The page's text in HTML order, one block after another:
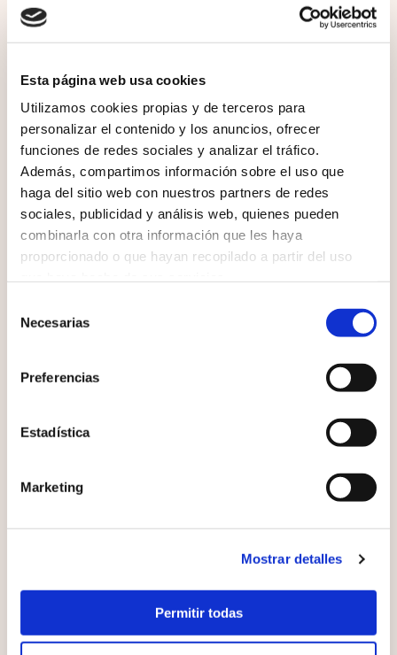
Esta página web usa cookies
Utilizamos cookies propias y de terceros para
personalizar el contenido y los anuncios, ofrecer
funciones de redes sociales y analizar el tráfico.
Además, compartimos información sobre el uso que
haga del sitio web con nuestros partners de redes
sociales, publicidad y análisis web, quienes pueden
combinarla con otra información que les haya
proporcionado o que hayan recopilado a partir del uso
Necesarias
Preferencias
Estadística
Marketing
Mostrar detalles
Permitir todas
disponible en el siguiente
enlace: http://ec.europa.eu/consumers/odr/
Propiedad intelectual e industrial
En virtud de lo dispuesto en los artículos 8 y 32.1,
párrafo segundo, de la Ley de Propiedad
Intelectual, quedan expresamente prohibidas la
reproducción, la distribución y la comunicación
pública, incluida su modalidad de puesta a
disposición, de la totalidad o parte de los
cualquier medio técnico, sin la autorización de
El usuario debe comprometerse a respetar los
derechos de Propiedad Intelectual e Industrial
sitio web, conteniendo sin carácter exhaustivo el
texto, software, contenidos (incluyendo
audiovisual y gráficos, está protegida por
otros derechos de propiedad y leyes de España.